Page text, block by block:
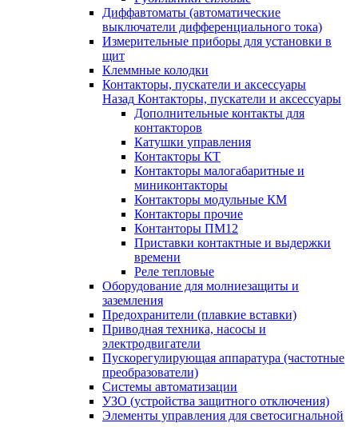
Диффавтоматы (автоматические
выключатели дифференциального тока)
Измерительные приборы для установки в
щит
Клеммные колодки
Контакторы, пускатели и аксессуары
Назад Контакторы, пускатели и аксессуары
Дополнительные контакты для
контакторов
Катушки управления
Контакторы КТ
Контакторы малогабаритные и
миниконтакторы
Контакторы модульные КМ
Контакторы прочие
Контанторы ПМ12
Приставки контактные и выдержки
времени
Реле тепловые
Оборудование для молниезащиты и
заземления
Предохранители (плавкие вставки)
Приводная техника, насосы и
электродвигатели
Пускорегулирующая аппаратура (частотные
преобразователи)
Системы автоматизации
УЗО (устройства защитного отключения)
Элементы управления для светосигнальной